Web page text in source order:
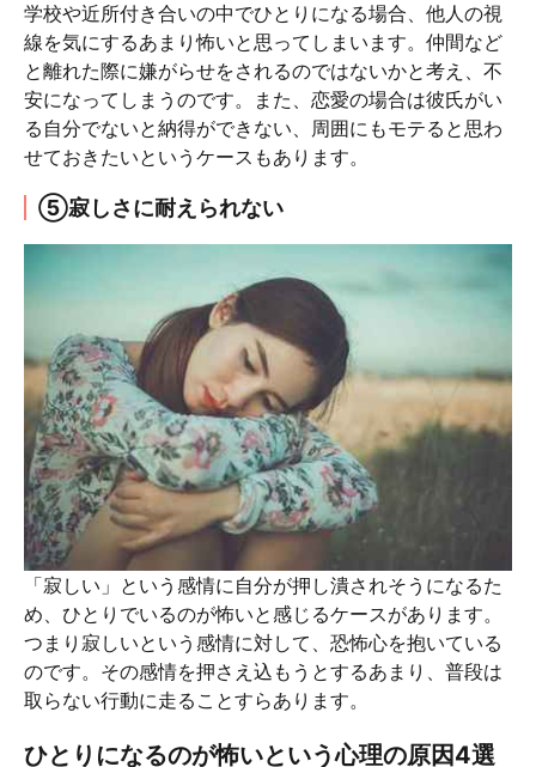
学校や近所付き合いの中でひとりになる場合、他人の視
線を気にするあまり怖いと思ってしまいます。仲間など
と離れた際に嫌がらせをされるのではないかと考え、不
安になってしまうのです。また、恋愛の場合は彼氏がい
る自分でないと納得ができない、周囲にもモテると思わ
せておきたいというケースもあります。
⑤寂しさに耐えられない
「寂しい」という感情に自分が押し潰されそうになるた
め、ひとりでいるのが怖いと感じるケースがあります。
つまり寂しいという感情に対して、恐怖心を抱いている
のです。その感情を押さえ込もうとするあまり、普段は
取らない行動に走ることすらあります。
ひとりになるのが怖いという心理の原因4選